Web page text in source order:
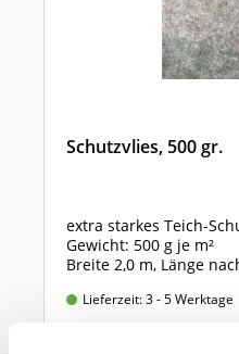
Schutzvlies, 500 gr.
extra starkes Teich-
Gewicht: 500 g je m²
Breite 2,0 m, Länge
Lieferzeit: 3 - 5 Werktage